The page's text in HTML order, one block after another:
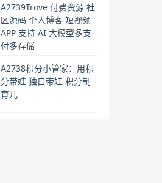
A2739Trove 付费资源 社
区源码 个人博客 短视频
APP 支持 AI 大模型多支
付多存储
A2738积分小管家：用积
分带娃 独自带娃 积分制
育儿